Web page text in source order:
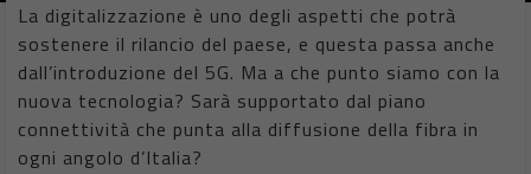
La digitalizzazione è uno degli aspetti che potrà
sostenere il rilancio del paese, e questa passa anche
dall’introduzione del 5G. Ma a che punto siamo con la
nuova tecnologia? Sarà supportato dal piano
connettività che punta alla diffusione della fibra in
ogni angolo d’Italia?